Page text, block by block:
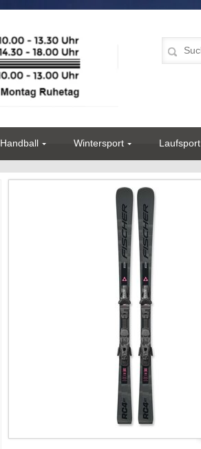
Handball Wintersport Laufsport